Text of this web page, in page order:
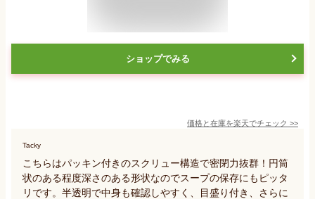
ショップでみる
価格と在庫を楽天でチェック >>
Tacky
こちらはパッキン付きのスクリュー構造で密閉力抜群！円筒
状のある程度深さのある形状なのでスープの保存にもピッタ
リです。半透明で中身も確認しやすく、目盛り付き、さらに